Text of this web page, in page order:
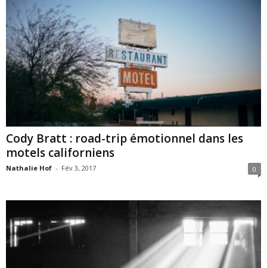
Cody Bratt : road-trip émotionnel dans les
motels californiens
Nathalie Hof - Fév 3, 2017 0